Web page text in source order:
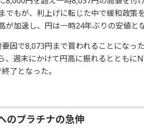
でもが、利上げに転じた中で緩和政策
が加速し、円は一時24年ぶりの安値と
要因で8,073円まで買われることにな
、週末にかけて円高に振れるとともに
了となった。
のプラチナの急伸